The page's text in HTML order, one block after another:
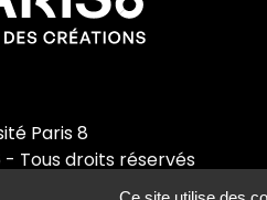
Paris 8
- Tous droits réservés